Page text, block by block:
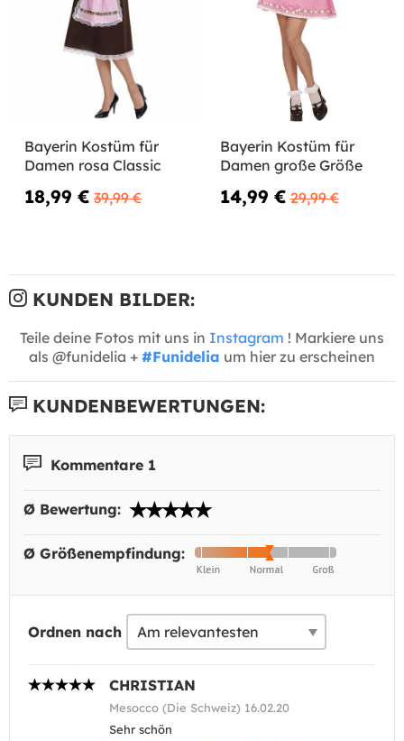
Bayerin Kostüm für
Damen rosa Classic
18,99 € 39,99 €
Bayerin Kostüm für
Damen große Größe
14,99 € 29,99 €
KUNDEN BILDER:
Teile deine Fotos mit uns in Instagram ! Markiere uns
als @funidelia + #Funidelia um hier zu erscheinen
KUNDENBEWERTUNGEN:
Kommentare 1
Ø Bewertung:
Ø Größenempfindung:
Ordnen nach
CHRISTIAN
Mesocco (Die Schweiz) 16.02.20
Sehr schön